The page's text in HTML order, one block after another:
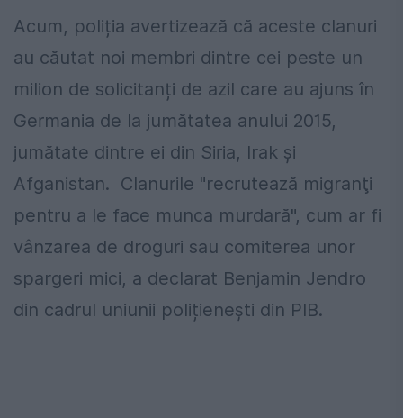
Acum, poliția avertizează că aceste clanuri
au căutat noi membri dintre cei peste un
milion de solicitanți de azil care au ajuns în
Germania de la jumătatea anului 2015,
jumătate dintre ei din Siria, Irak și
Afganistan. Clanurile "recrutează migranţi
pentru a le face munca murdară", cum ar fi
vânzarea de droguri sau comiterea unor
spargeri mici, a declarat Benjamin Jendro
din cadrul uniunii polițienești din PIB.